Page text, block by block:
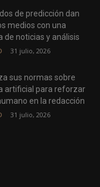
de predicción dan
medios con una
de noticias y análisis
31 julio, 2026
sus normas sobre
artificial para reforzar
en la redacción
31 julio, 2026